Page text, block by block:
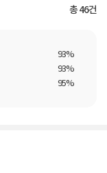
총46건
93%
93%
95%